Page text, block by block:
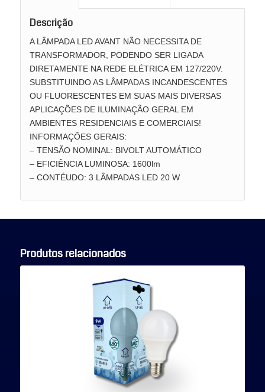
Descrição
A LÂMPADA LED AVANT NÃO NECESSITA DE
TRANSFORMADOR, PODENDO SER LIGADA
DIRETAMENTE NA REDE ELÉTRICA EM 127/220V.
SUBSTITUINDO AS LÂMPADAS INCANDESCENTES
OU FLUORESCENTES EM SUAS MAIS DIVERSAS
APLICAÇÕES DE ILUMINAÇÃO GERAL EM
AMBIENTES RESIDENCIAIS E COMERCIAIS!
INFORMAÇÕES GERAIS:
– TENSÃO NOMINAL: BIVOLT AUTOMÁTICO
– EFICIÊNCIA LUMINOSA: 1600lm
– CONTÉUDO: 3 LÂMPADAS LED 20 W
Produtos relacionados